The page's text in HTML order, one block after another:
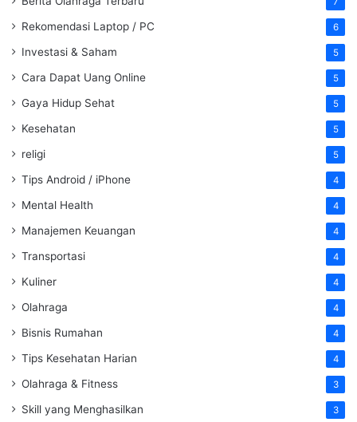
Rekomendasi Laptop / PC 6
Investasi & Saham 5
Cara Dapat Uang Online 5
Gaya Hidup Sehat 5
Kesehatan 5
religi 5
Tips Android / iPhone 4
Mental Health 4
Manajemen Keuangan 4
Transportasi 4
Kuliner 4
Olahraga 4
Bisnis Rumahan 4
Tips Kesehatan Harian 4
Olahraga & Fitness 3
Skill yang Menghasilkan 3